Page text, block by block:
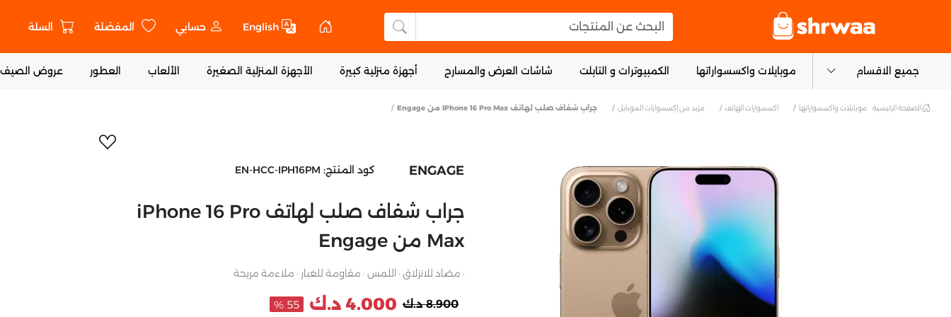
البحث عن المنتجات
البحث عن المنتجات
English حسابي المفضلة السلة
جميع الاقسام موبايلات واكسسواراتها الكمبيوترات و التابلت شاشات العرض والمسارح أجهزة منزلية كبيرة الأجهزة المنزلية الصغيرة الألعاب العطور عروض الصيف
الصفحة الرئيسية موبايلات واكسسواراتها اكسسوارات الهاتف مزيد من إكسسوارات الموبايل جراب شفاف صلب لهاتف IPhone 16 Pro Max من Engage
أضف إلى
ENGAGE كود المنتج: EN-HCC-IPH16PM
جراب شفاف صلب لهاتف iPhone 16 Pro
Max من Engage
· مضاد للانزلاق · اللمس · مقاومة للغبار · ملاءمة مريحة
8.900 د.ك 4.000 د.ك 55 %